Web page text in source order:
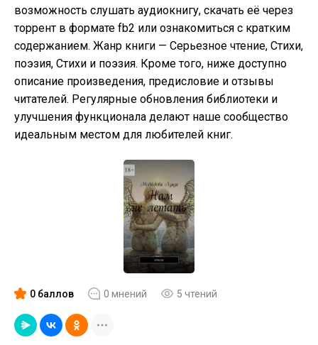
возможность слушать аудиокнигу, скачать её через
торрент в формате fb2 или ознакомиться с кратким
содержанием. Жанр книги — Серьезное чтение, Cтихи,
поэзия, Стихи и поэзия. Кроме того, ниже доступно
описание произведения, предисловие и отзывы
читателей. Регулярные обновления библиотеки и
улучшения функционала делают наше сообщество
идеальным местом для любителей книг.
0 баллов 0 мнений 5 чтений